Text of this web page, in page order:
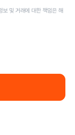
보 및 거래에 대한 책임은 해